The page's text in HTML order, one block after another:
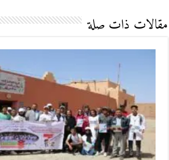
مقالات ذات صلة